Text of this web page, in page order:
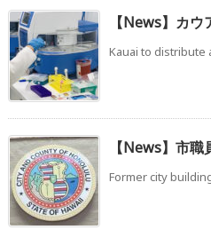
【News】カ
Kauai to distribute
【News】市
Former city